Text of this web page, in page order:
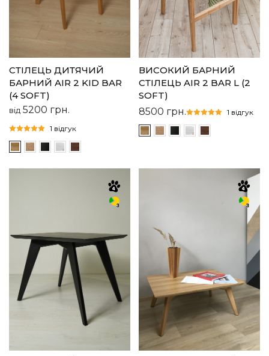
СТІЛЕЦЬ ДИТЯЧИЙ
БАРНИЙ AIR 2 KID BAR
(4 SOFT)
від 5200 грн.
1 відгук
ВИСОКИЙ БАРНИЙ
СТІЛЕЦЬ AIR 2 BAR L (2
SOFT)
8500 грн. 1 відгук